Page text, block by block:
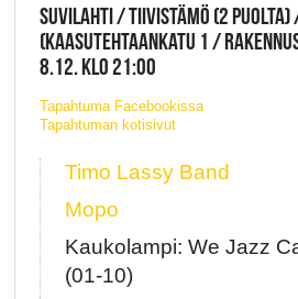
SUVILAHTI / TIIVISTÄMÖ (2
(KAASUTEHTAANKATU 1 /
8.12. KLO 21:00
Tapahtuma Facebookissa
Tapahtuman kotisivut
Timo Lassy Band
Mopo
Kaukolampi: We Jazz
(01-10)